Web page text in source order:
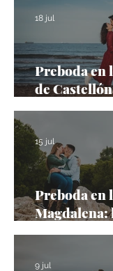
Preboda en
de
Amanda y
18 jul
Preboda en
Magdalena:
y Aaron en
15 jul
9 jul